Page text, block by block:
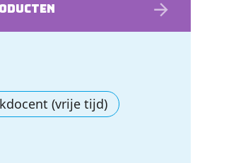
(vrije tijd)